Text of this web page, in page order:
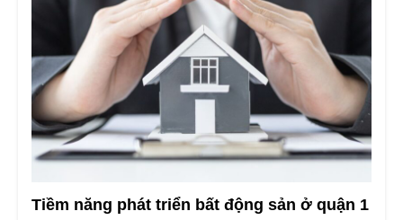
Tiềm năng phát triển bất động sản ở quận 1